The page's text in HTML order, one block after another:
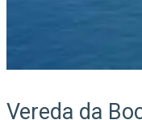
Vereda da